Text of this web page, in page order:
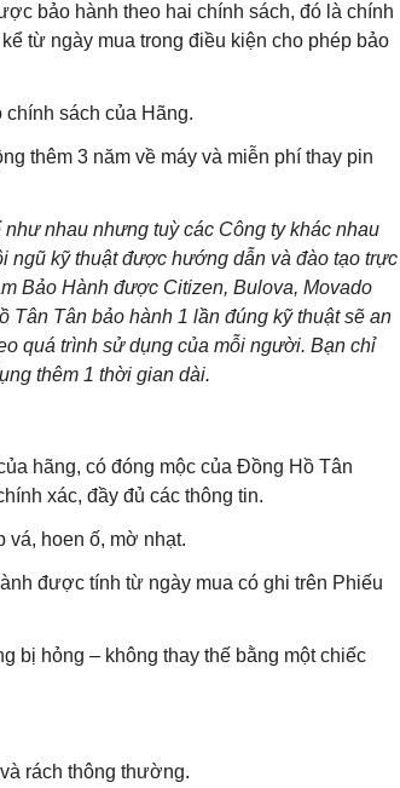
bảo hành theo hai chính sách, đó là chính
từ ngày mua trong điều kiện cho phép bảo
sách của Hãng.
thêm 3 năm về máy và miễn phí thay pin
nhau nhưng tuỳ các Công ty khác nhau
ngũ kỹ thuật được hướng dẫn và đào tạo trực
Bảo Hành được Citizen, Bulova, Movado
Tân Tân bảo hành 1 lần đúng kỹ thuật sẽ an
quá trình sử dụng của mỗi người. Bạn chỉ
thêm 1 thời gian dài.
hãng, có đóng mộc của Đồng Hồ Tân
xác, đầy đủ các thông tin.
vá, hoen ố, mờ nhạt.
được tính từ ngày mua có ghi trên Phiếu
bị hỏng – không thay thế bằng một chiếc
rách thông thường.